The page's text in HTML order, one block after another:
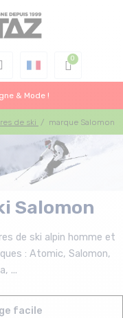
& Mode !
de ski / marque Salomon
Salomon
de ski alpin homme et
: Atomic, Salomon,
...
facile